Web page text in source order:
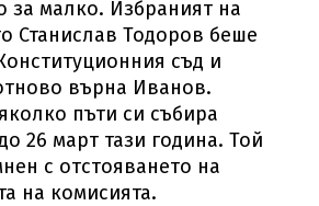
за малко. Избраният на
Станислав Тодоров беше
съд и
върна Иванов.
пъти си събира
26 март тази година. Той
с отстояването на
на комисията.